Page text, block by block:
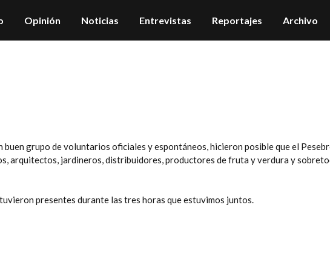
Opinión Noticias Entrevistas Reportajes Archivo
buen grupo de voluntarios oficiales y espontáneos, hicieron posible que el
arquitectos, jardineros, distribuidores, productores de fruta y verdura y
presentes durante las tres horas que estuvimos juntos.